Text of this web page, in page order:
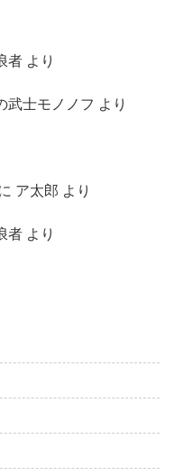
者 より
武士モノノフ より
ア太郎 より
者 より